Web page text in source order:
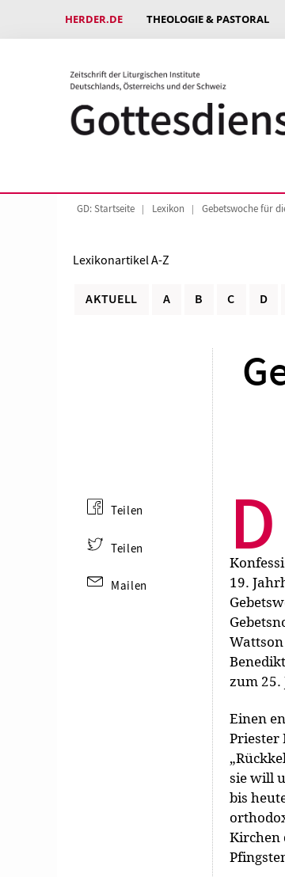
HERDER.DE THEOLOGIE & PASTORAL
GD: Startseite Lexikon Gebetswoche für
Lexikonartikel A-Z
AKTUELL A B C D
D
19.
zum 25.
Einen
Priester
sie will
bis
Kirchen
Teilen
Teilen
Mailen